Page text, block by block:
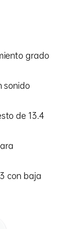
grado
sonido
de 13.4
con baja